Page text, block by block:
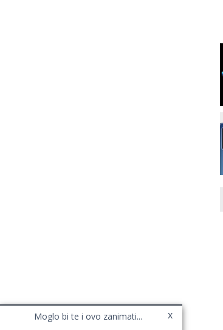
Moglo bi te i ovo zanimati... x